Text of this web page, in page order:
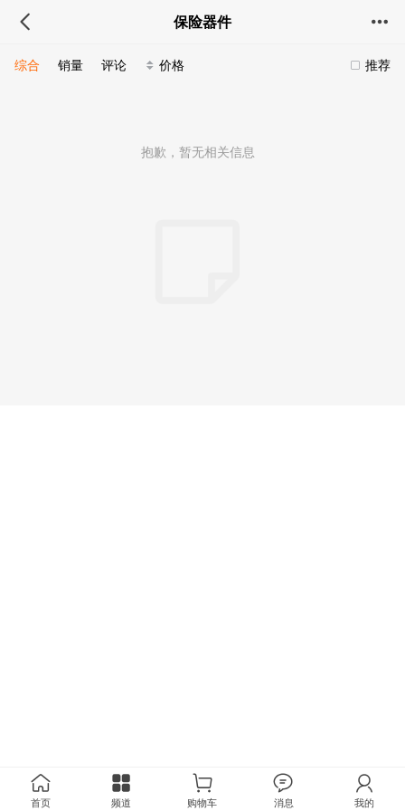
保险器件
推荐
综合 销量 评论 价格
抱歉，暂无相关信息
首页 频道 购物车 消息 我的